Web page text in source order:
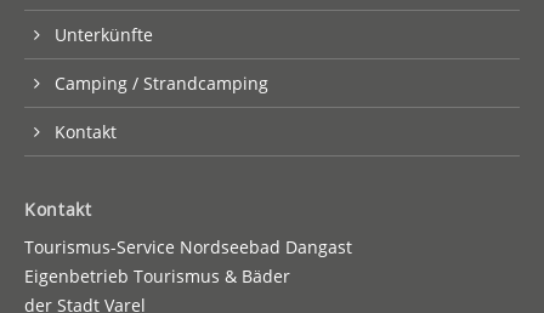
Unterkünfte
Camping / Strandcamping
Kontakt
Kontakt
Tourismus-Service Nordseebad Dangast
Eigenbetrieb Tourismus & Bäder
der Stadt Varel